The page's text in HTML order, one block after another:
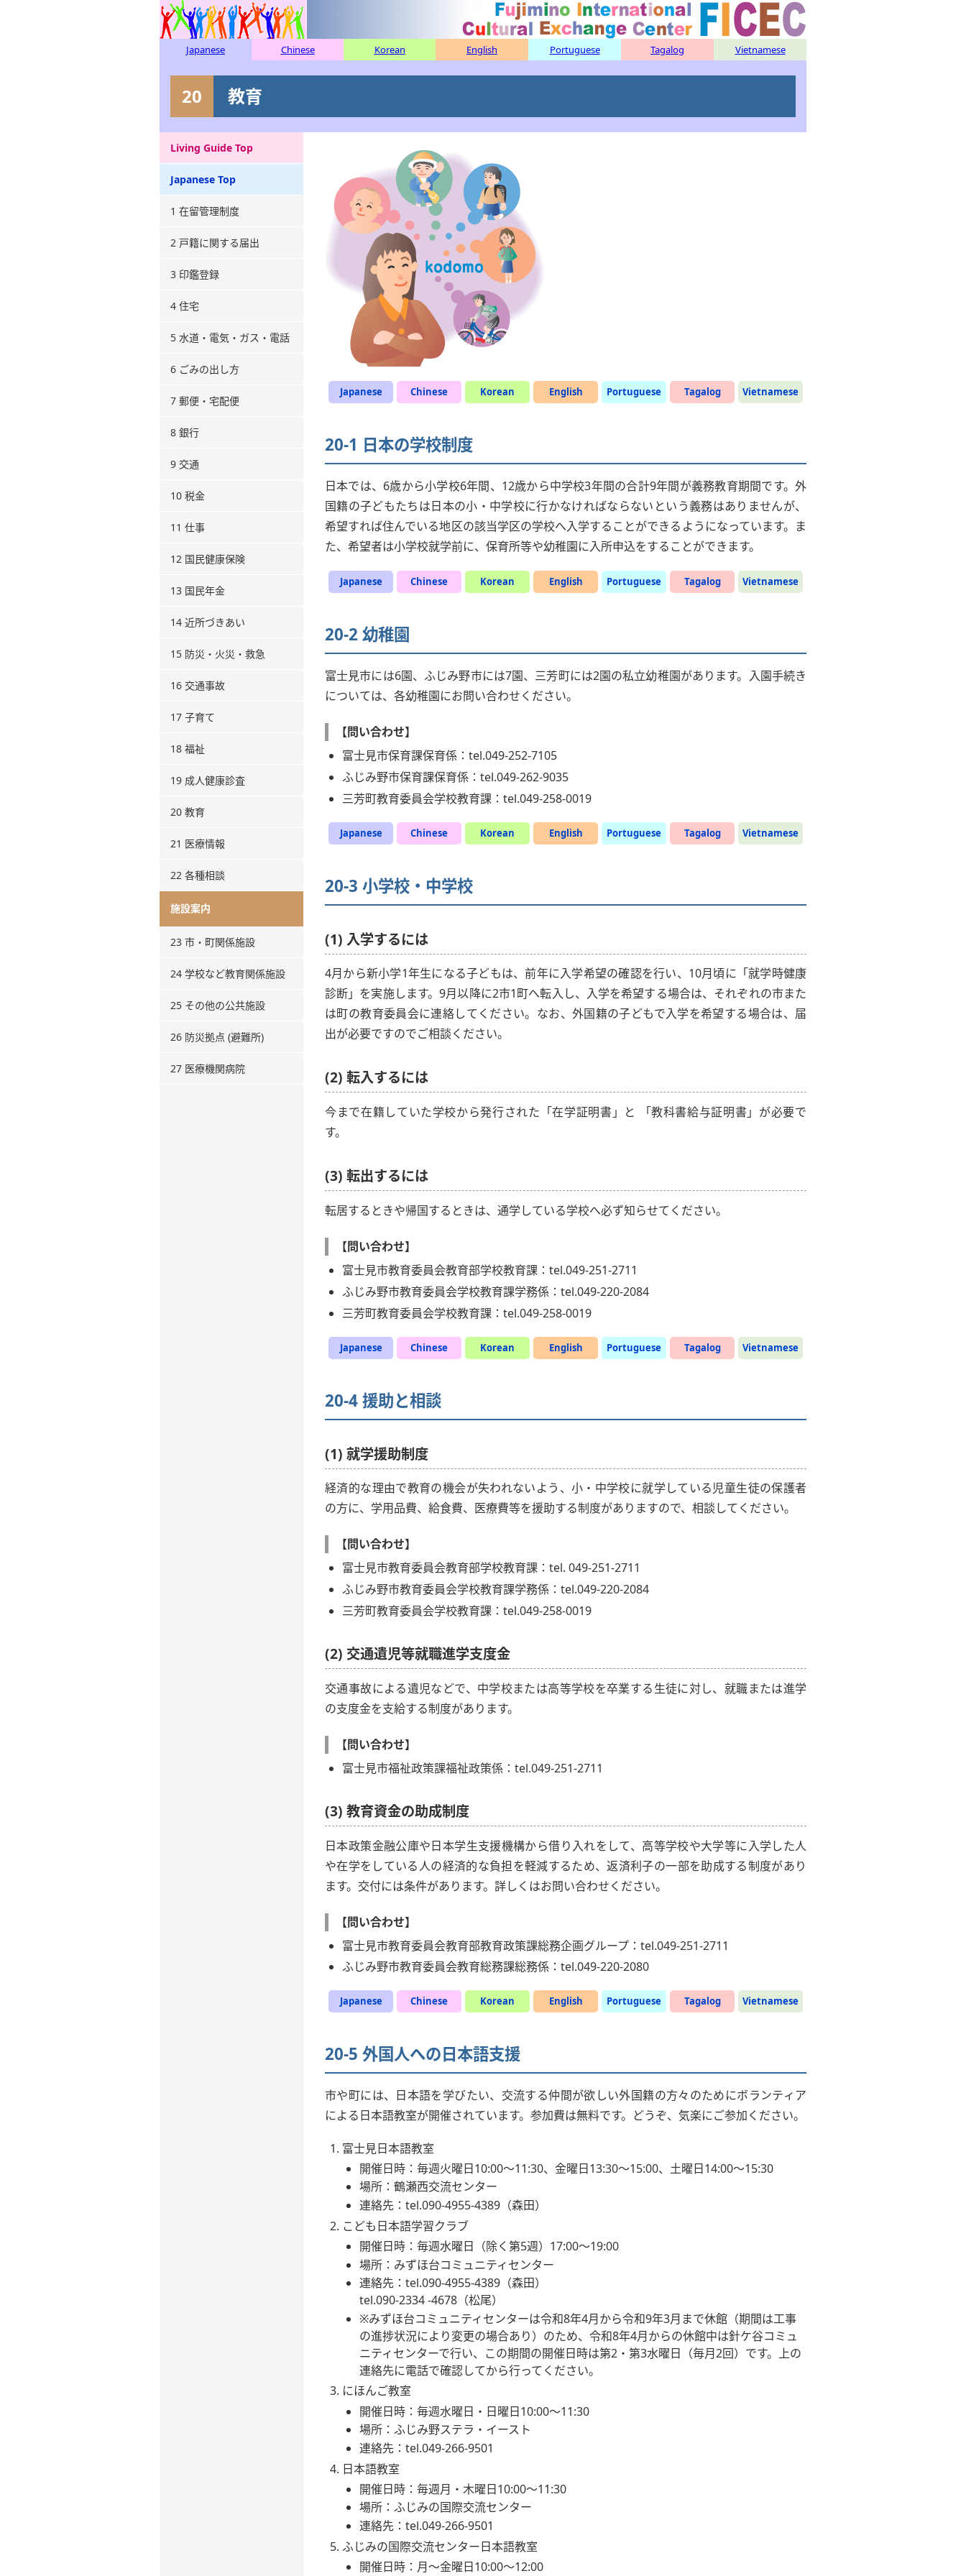
Japanese Chinese Korean English Portuguese Tagalog Vietnamese
20 教育
Living Guide Top
Japanese Top
1 在留管理制度
2 戸籍に関する届出
3 印鑑登録
4 住宅
5 水道・電気・ガス・電話
6 ごみの出し方
7 郵便・宅配便
8 銀行
9 交通
10 税金
11 仕事
12 国民健康保険
13 国民年金
14 近所づきあい
15 防災・火災・救急
16 交通事故
17 子育て
18 福祉
19 成人健康診査
20 教育
21 医療情報
22 各種相談
施設案内
23 市・町関係施設
24 学校など教育関係施設
25 その他の公共施設
26 防災拠点 (避難所)
27 医療機関病院
Japanese Chinese Korean English Portuguese Tagalog Vietnamese
20-1 日本の学校制度
日本では、6歳から小学校6年間、12歳から中学校3年間の合計9年間が義務教育期間です。外
国籍の子どもたちは日本の小・中学校に行かなければならないという義務はありませんが、
希望すれば住んでいる地区の該当学区の学校へ入学することができるようになっています。ま
た、希望者は小学校就学前に、保育所等や幼稚園に入所申込をすることができます。
Japanese Chinese Korean English Portuguese Tagalog Vietnamese
20-2 幼稚園
富士見市には6園、ふじみ野市には7園、三芳町には2園の私立幼稚園があります。入園手続き
については、各幼稚園にお問い合わせください。
【問い合わせ】
富士見市保育課保育係：tel.049-252-7105
ふじみ野市保育課保育係：tel.049-262-9035
三芳町教育委員会学校教育課：tel.049-258-0019
Japanese Chinese Korean English Portuguese Tagalog Vietnamese
20-3 小学校・中学校
(1) 入学するには
4月から新小学1年生になる子どもは、前年に入学希望の確認を行い、10月頃に「就学時健康
診断」を実施します。9月以降に2市1町へ転入し、入学を希望する場合は、それぞれの市また
は町の教育委員会に連絡してください。なお、外国籍の子どもで入学を希望する場合は、届
出が必要ですのでご相談ください。
(2) 転入するには
今まで在籍していた学校から発行された「在学証明書」と 「教科書給与証明書」が必要で
す。
(3) 転出するには
転居するときや帰国するときは、通学している学校へ必ず知らせてください。
【問い合わせ】
富士見市教育委員会教育部学校教育課：tel.049-251-2711
ふじみ野市教育委員会学校教育課学務係：tel.049-220-2084
三芳町教育委員会学校教育課：tel.049-258-0019
Japanese Chinese Korean English Portuguese Tagalog Vietnamese
20-4 援助と相談
(1) 就学援助制度
経済的な理由で教育の機会が失われないよう、小・中学校に就学している児童生徒の保護者
の方に、学用品費、給食費、医療費等を援助する制度がありますので、相談してください｡
【問い合わせ】
富士見市教育委員会教育部学校教育課：tel. 049-251-2711
ふじみ野市教育委員会学校教育課学務係：tel.049-220-2084
三芳町教育委員会学校教育課：tel.049-258-0019
(2) 交通遺児等就職進学支度金
交通事故による遺児などで、中学校または高等学校を卒業する生徒に対し、就職または進学
の支度金を支給する制度があります。
【問い合わせ】
富士見市福祉政策課福祉政策係：tel.049-251-2711
(3) 教育資金の助成制度
日本政策金融公庫や日本学生支援機構から借り入れをして、高等学校や大学等に入学した人
や在学をしている人の経済的な負担を軽減するため、返済利子の一部を助成する制度があり
ます。交付には条件があります。詳しくはお問い合わせください。
【問い合わせ】
富士見市教育委員会教育部教育政策課総務企画グループ：tel.049-251-2711
ふじみ野市教育委員会教育総務課総務係：tel.049-220-2080
Japanese Chinese Korean English Portuguese Tagalog Vietnamese
20-5 外国人への日本語支援
市や町には、日本語を学びたい、交流する仲間が欲しい外国籍の方々のためにボランティア
による日本語教室が開催されています。参加費は無料です。どうぞ、気楽にご参加ください。
富士見日本語教室
開催日時：毎週火曜日10:00〜11:30、金曜日13:30〜15:00、土曜日14:00〜15:30
場所：鶴瀬西交流センター
連絡先：tel.090-4955-4389（森田）
こども日本語学習クラブ
開催日時：毎週水曜日（除く第5週）17:00〜19:00
場所：みずほ台コミュニティセンター
連絡先：tel.090-4955-4389（森田）
tel.090-2334 -4678（松尾）
※みずほ台コミュニティセンターは令和8年4月から令和9年3月まで休館（期間は工事
の進捗状況により変更の場合あり）のため、令和8年4月からの休館中は針ケ谷コミュ
ニティセンターで行い、この期間の開催日時は第2・第3水曜日（毎月2回）です。上の
連絡先に電話で確認してから行ってください。
にほんご教室
開催日時：毎週水曜日・日曜日10:00〜11:30
場所：ふじみ野ステラ・イースト
連絡先：tel.049-266-9501
日本語教室
開催日時：毎週月・木曜日10:00〜11:30
場所：ふじみの国際交流センター
連絡先：tel.049-266-9501
ふじみの国際交流センター日本語教室
開催日時：月〜金曜日10:00〜12:00